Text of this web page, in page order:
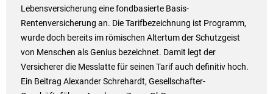
Lebensversicherung eine fondbasierte Basis-
Rentenversicherung an. Die Tarifbezeichnung ist Programm,
wurde doch bereits im römischen Altertum der Schutzgeist
von Menschen als Genius bezeichnet. Damit legt der
Versicherer die Messlatte für seinen Tarif auch definitiv hoch.
Ein Beitrag Alexander Schrehardt, Gesellschafter-